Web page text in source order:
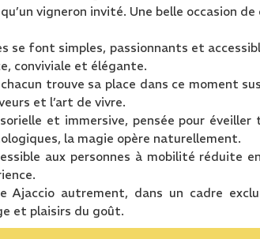
vigneron invité. Une belle occasion
se font simples, passionnants et
conviviale et élégante.
trouve sa place dans ce moment
et l’art de vivre.
et immersive, pensée pour
la magie opère naturellement.
aux personnes à mobilité réduite
Ajaccio autrement, dans un cadre
et plaisirs du goût.